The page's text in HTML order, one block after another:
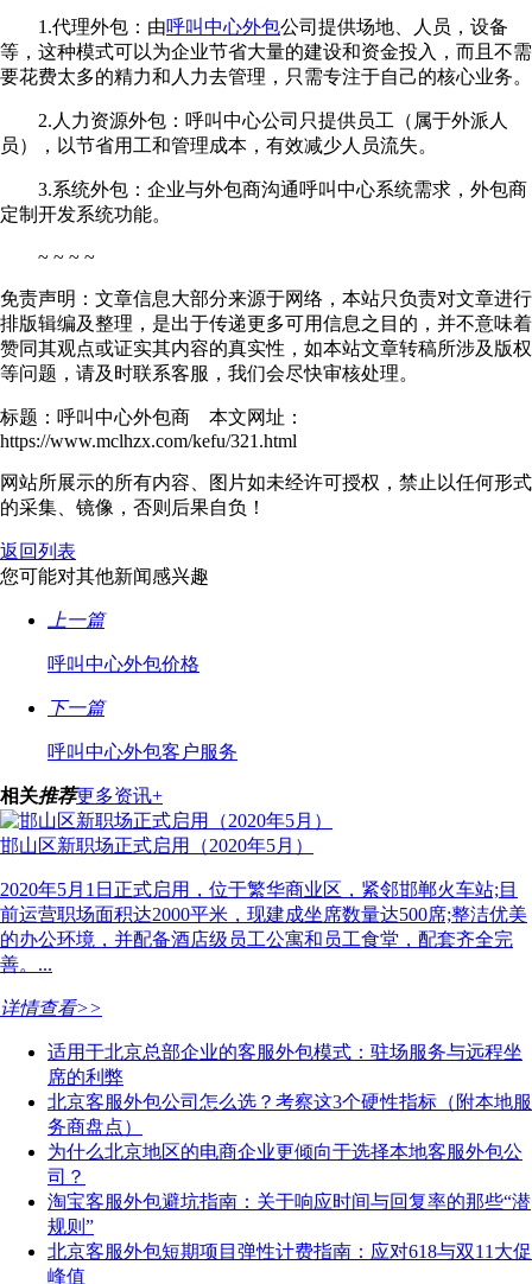
1.代理外包：由呼叫中心外包公司提供场地、人员，设备
等，这种模式可以为企业节省大量的建设和资金投入，而且不需
要花费太多的精力和人力去管理，只需专注于自己的核心业务。
2.人力资源外包：呼叫中心公司只提供员工（属于外派人
员），以节省用工和管理成本，有效减少人员流失。
3.系统外包：企业与外包商沟通呼叫中心系统需求，外包商
定制开发系统功能。
~ ~ ~ ~
免责声明：文章信息大部分来源于网络，本站只负责对文章进行
排版辑编及整理，是出于传递更多可用信息之目的，并不意味着
赞同其观点或证实其内容的真实性，如本站文章转稿所涉及版权
等问题，请及时联系客服，我们会尽快审核处理。
标题：呼叫中心外包商 本文网址：
https://www.mclhzx.com/kefu/321.html
网站所展示的所有内容、图片如未经许可授权，禁止以任何形式
的采集、镜像，否则后果自负！
返回列表
您可能对其他新闻感兴趣
上一篇
呼叫中心外包价格
下一篇
呼叫中心外包客户服务
相关推荐更多资讯+
邯山区新职场正式启用（2020年5月）
2020年5月1日正式启用，位于繁华商业区，紧邻邯郸火车站;目
前运营职场面积达2000平米，现建成坐席数量达500席;整洁优美
的办公环境，并配备酒店级员工公寓和员工食堂，配套齐全完
善。...
详情查看>>
适用于北京总部企业的客服外包模式：驻场服务与远程坐
席的利弊
北京客服外包公司怎么选？考察这3个硬性指标（附本地服
务商盘点）
为什么北京地区的电商企业更倾向于选择本地客服外包公
司？
淘宝客服外包避坑指南：关于响应时间与回复率的那些“潜
规则”
北京客服外包短期项目弹性计费指南：应对618与双11大促
峰值